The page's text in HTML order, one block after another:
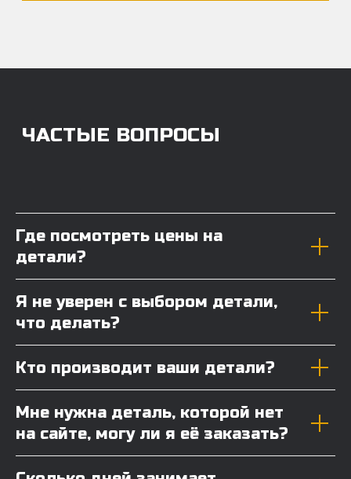
Где посмотреть цены на
детали?
Я не уверен с выбором детали,
что делать?
Кто производит ваши детали?
Мне нужна деталь, которой нет
на сайте, могу ли я её заказать?